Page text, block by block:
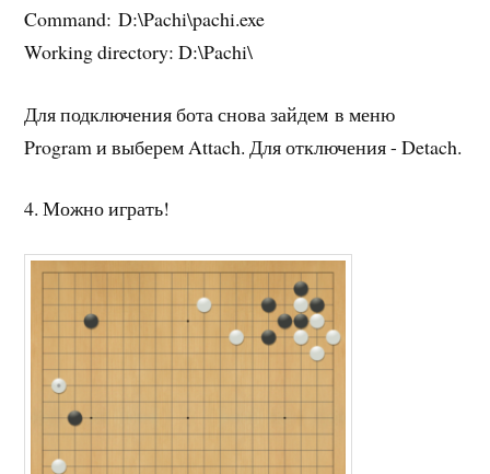
Command: D:\Pachi\pachi.exe
Working directory: D:\Pachi\
Для подключения бота снова зайдем в меню
Program и выберем Attach. Для отключения - Detach.
4. Можно играть!